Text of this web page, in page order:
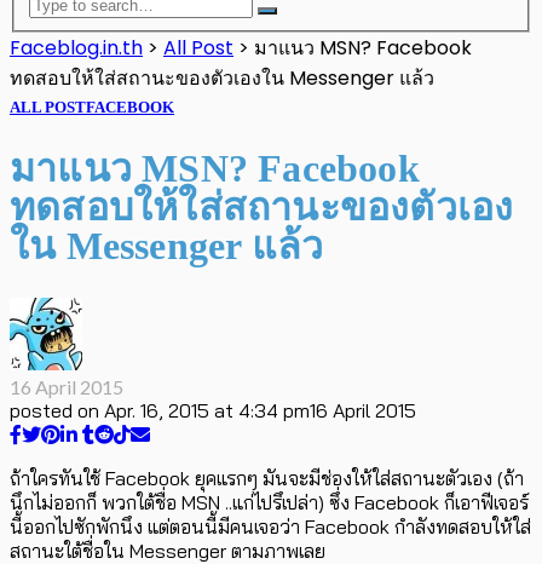
Faceblog.in.th > All Post > มาแนว MSN? Facebook
ทดสอบให้ใส่สถานะของตัวเองใน Messenger แล้ว
ALL POSTFACEBOOK
มาแนว MSN? Facebook
ทดสอบให้ใส่สถานะของตัวเอง
ใน Messenger แล้ว
16 April 2015
posted on Apr. 16, 2015 at 4:34 pm16 April 2015
ถ้าใครทันใช้ Facebook ยุคแรกๆ มันจะมีช่องให้ใส่สถานะตัวเอง (ถ้า
นึกไม่ออกก็ พวกใต้ชื่อ MSN ..แก่ไปรึเปล่า) ซึ่ง Facebook ก็เอาฟีเจอร์
นี้ออกไปซักพักนึง แต่ตอนนี้มีคนเจอว่า Facebook กำลังทดสอบให้ใส่
สถานะใต้ชื่อใน Messenger ตามภาพเลย